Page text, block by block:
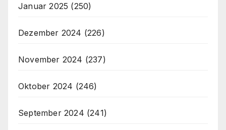
Januar 2025 (250)
Dezember 2024 (226)
November 2024 (237)
Oktober 2024 (246)
September 2024 (241)